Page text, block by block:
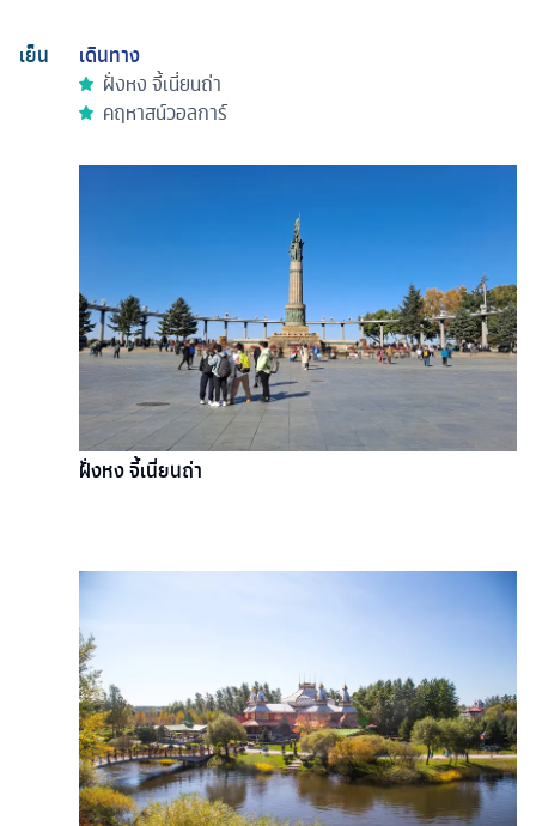
เย็น
เดินทาง
ฝั่งหง จี้เนี่ยนถ่า
คฤหาสน์วอลการ์
ฝั่งหง จี้เนี่ยนถ่า